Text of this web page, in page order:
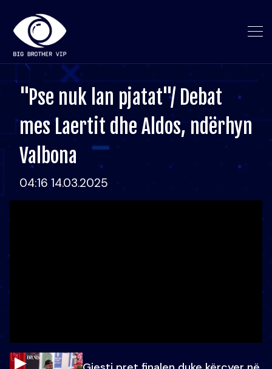
"Pse nuk lan pjatat"/ Debat
mes Laertit dhe Aldos, ndërhyn
Valbona
04:16 14.03.2025